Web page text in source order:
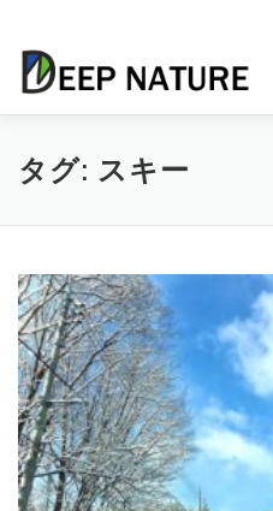
アクティビティ
タグ: スキー